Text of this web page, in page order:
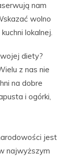
nam
wolno
lokalnej.
diety?
z nas nie
na dobre
i ogórki,
jest
najwyższym